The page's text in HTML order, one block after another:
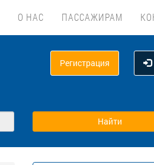
О НАС ПАССАЖИРАМ
Регистрация